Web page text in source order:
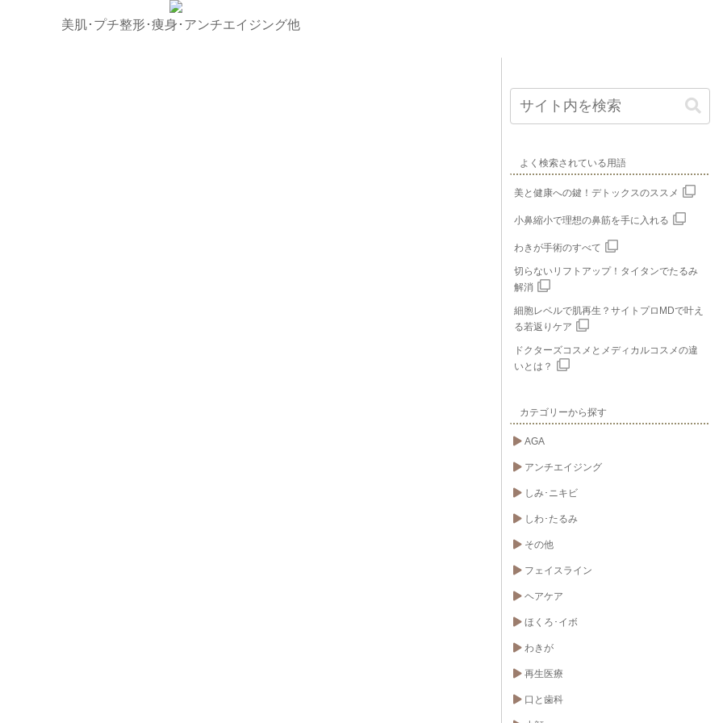
美肌･プチ整形･痩身･アンチエイジング他
よく検索されている用語
美と健康への鍵！デトックスのススメ
小鼻縮小で理想の鼻筋を手に入れる
わきが手術のすべて
切らないリフトアップ！タイタンでたるみ
解消
細胞レベルで肌再生？サイトプロMDで叶え
る若返りケア
ドクターズコスメとメディカルコスメの違
いとは？
カテゴリーから探す
AGA
アンチエイジング
しみ･ニキビ
しわ･たるみ
その他
フェイスライン
ヘアケア
ほくろ･イボ
わきが
再生医療
口と歯科